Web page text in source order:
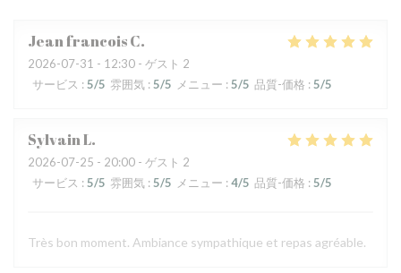
Jean francoisC
2026-07-31 - 12:30 - ゲスト 2
サービス : 5/5 雰囲気 : 5/5 メニュー : 5/5 品質-価格 : 5/5
SylvainL
2026-07-25 - 20:00 - ゲスト 2
サービス : 5/5 雰囲気 : 5/5 メニュー : 4/5 品質-価格 : 5/5
Très bon moment. Ambiance sympathique et repas agréable.